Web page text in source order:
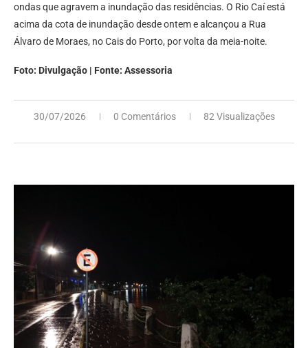
ondas que agravem a inundação das residências. O Rio Caí está
acima da cota de inundação desde ontem e alcançou a Rua
Álvaro de Moraes, no Cais do Porto, por volta da meia-noite.
Foto: Divulgação | Fonte: Assessoria
30/07/2026 0 Comentários 82 Visualizações